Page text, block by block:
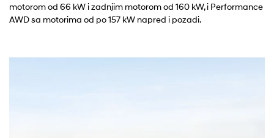
motorom od 66 kW i zadnjim motorom od 160 kW, i Performance
AWD sa motorima od po 157 kW napred i pozadi.